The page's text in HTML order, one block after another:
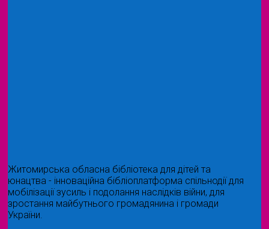
Житомирська обласна бібліотека для дітей та
юнацтва - інноваційна бібліоплатформа спільнодії для
мобілізації зусиль і подолання наслідків війни, для
зростання майбутнього громадянина і громади
України.